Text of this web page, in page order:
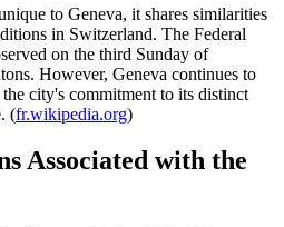
to Geneva, it shares similarities
in Switzerland. The Federal
on the third Sunday of
However, Geneva continues to
city's commitment to its distinct
(fr.wikipedia.org)
Associated with the